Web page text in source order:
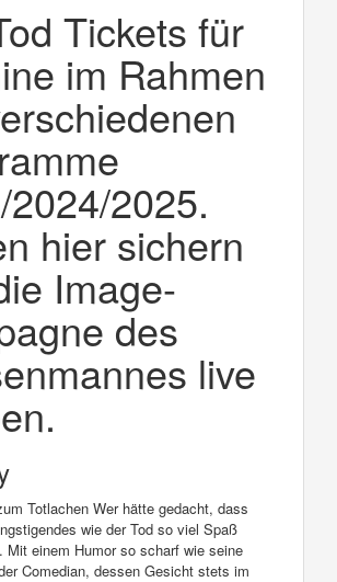
Tickets für
im Rahmen
2025.
hier sichern
Image-
des
live
Totlachen Wer hätte gedacht, dass
wie der Tod so viel Spaß
Mit einem Humor so scharf wie seine
Comedian, dessen Gesicht stets im